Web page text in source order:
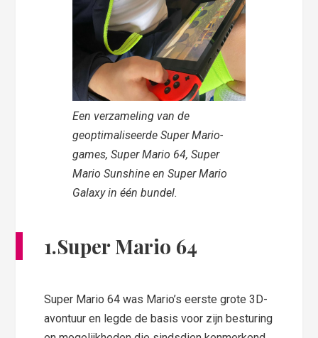
Een verzameling van de
geoptimaliseerde Super Mario-
games, Super Mario 64, Super
Mario Sunshine en Super Mario
Galaxy in één bundel.
1.Super Mario 64
Super Mario 64 was Mario’s eerste grote 3D-
avontuur en legde de basis voor zijn besturing